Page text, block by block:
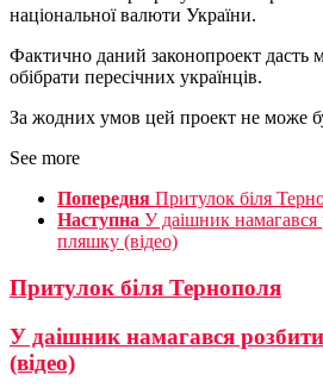
національної валюти України.
Фактично даний законопроект дасть
обібрати пересічних українців.
За жодних умов цей проект не може
See more
Попередня Притулок біля
Наступна У даішник намагався
пляшку (відео)
Притулок біля Тернополя
У даішник намагався
(відео)